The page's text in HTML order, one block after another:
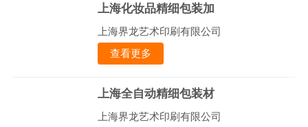
上海化妆品精细包装加
上海界龙艺术印刷有限公司
查看更多
上海全自动精细包装材
上海界龙艺术印刷有限公司